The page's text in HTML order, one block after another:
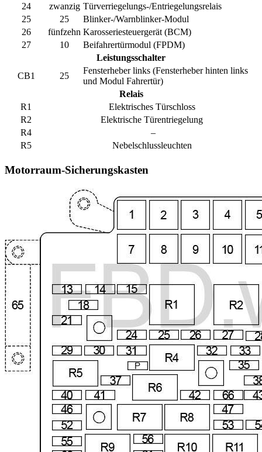
24
zwanzig Türverriegelungs-/Entriegelungsrelais
25
25
Blinker-/Warnblinker-Modul
26
fünfzehn Karosseriesteuergerät (BCM)
27
10
Beifahrertürmodul (FPDM)
Leistungsschalter
CB1
25
Fensterheber links (Fensterheber hinten links
und Modul Fahrertür)
Relais
R1
Elektrisches Türschloss
R2
Elektrische Türentriegelung
R4
–
R5
Nebelschlussleuchten
Motorraum-Sicherungskasten